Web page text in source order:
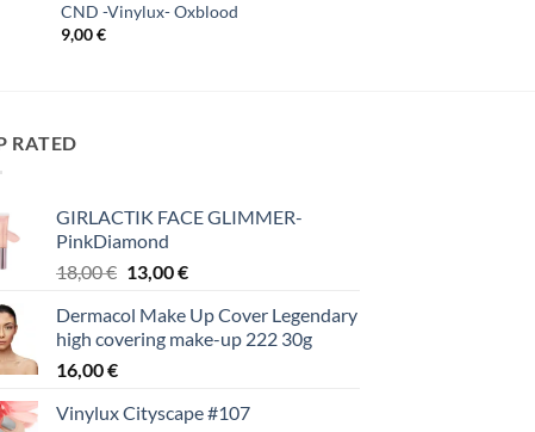
CND -Vinylux- Oxblood
9,00€
RATED
GIRLACTIK FACE GLIMMER-
PinkDiamond
18,00€ Original
was:
18,00 €.
13,00€Η
τιμή
είναι:
Dermacol Make Up Cover Legendary
high covering make-up 222 30g
16,00€
Vinylux Cityscape #107